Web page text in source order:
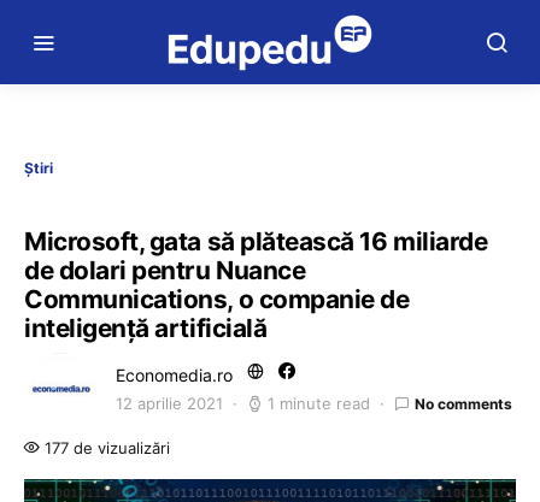
Știri
Microsoft, gata să plătească 16 miliarde
de dolari pentru Nuance
Communications, o companie de
inteligență artificială
Economedia.ro
12 aprilie 2021 1 minute read No comments
177 de vizualizări